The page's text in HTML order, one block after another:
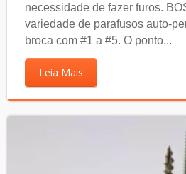
necessidade de fazer furos.
variedade de parafusos auto-
broca com #1 a #5. O ponto...
Leia Mais